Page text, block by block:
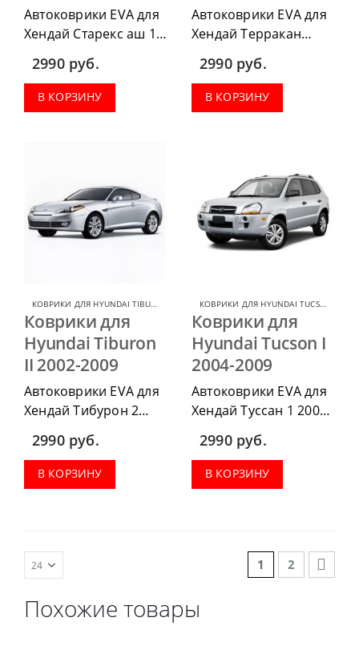
Автоковрики EVA для
Хендай Старекс аш 1
приобрести в
комплектации:
водительский коврик,
2990 руб.
В КОРЗИНУ
Автоковрики EVA для
Хендай Терракан
приобрести в
комплектации:
водительский коврик,
2990 руб.
В КОРЗИНУ
КОВРИКИ ДЛЯ HYUNDAI TIBURON КОВРИКИ ДЛЯ HYUNDAI
Коврики для
Hyundai Tiburon
II 2002-2009
Автоковрики EVA для
Хендай Тибурон 2
приобрести в
комплектации:
водительский коврик,
2990 руб.
В КОРЗИНУ
КОВРИКИ ДЛЯ HYUNDAI TUCSON
Коврики для
Hyundai Tucson I
2004-2009
Автоковрики EVA для
Хендай Туссан 1 2004-
приобрести в
комплектации:
водительский коврик,
2990 руб.
В КОРЗИНУ
1 2
Похожие товары